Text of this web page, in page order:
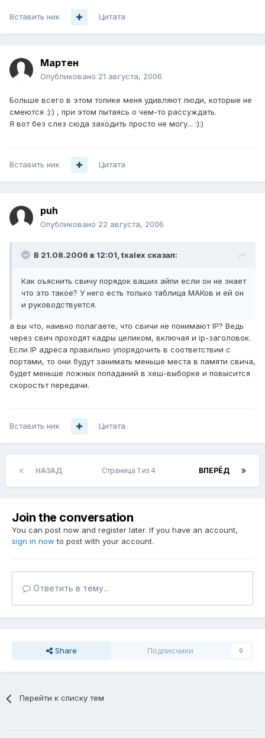
Вставить ник Цитата
Мартен
Опубликовано 21 августа, 2006
Больше всего в этом топике меня удивляют люди, которые не
смеются :):) , при этом пытаясь о чем-то рассуждать.
Я вот без слез сюда заходить просто не могу... :):)
Вставить ник Цитата
puh
Опубликовано 22 августа, 2006
В 21.08.2006 в 12:01, txalex сказал:
Как оъяснить свичу порядок ваших айпи если он не знает
что это такое? У него есть только таблица МАКов и ей он
и руководствуется.
а вы что, наивно полагаете, что свичи не понимают IP? Ведь
через свич проходят кадры целиком, включая и ip-заголовок.
Если IP адреса правильно упорядочить в соответствии с
портами, то они будут занимать меньше места в памяти свича,
будет меньше ложных попаданий в хеш-выборке и повысится
скоростьт передачи.
Вставить ник Цитата
НАЗАД ВПЕРЁД
Страница 1 из 4
Join the conversation
You can post now and register later. If you have an account,
sign in now to post with your account.
Ответить в тему...
Share Подписчики 0
Перейти к списку тем